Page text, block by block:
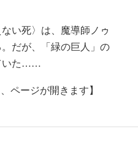
い死〉は、魔導師ノゥ
だが、「緑の巨人」の
いた……
ページが開きます】